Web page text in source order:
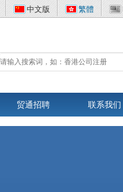
中文版 繁體
贸通招聘 联系我们